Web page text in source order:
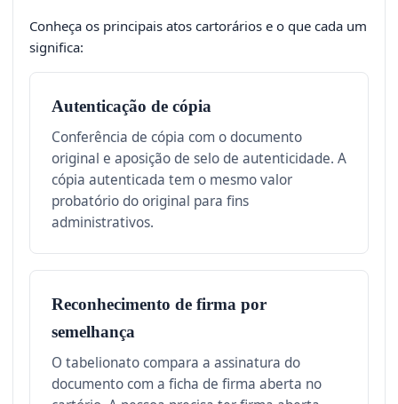
Conheça os principais atos cartorários e o que cada um
significa:
Autenticação de cópia
Conferência de cópia com o documento
original e aposição de selo de autenticidade. A
cópia autenticada tem o mesmo valor
probatório do original para fins
administrativos.
Reconhecimento de firma por
semelhança
O tabelionato compara a assinatura do
documento com a ficha de firma aberta no